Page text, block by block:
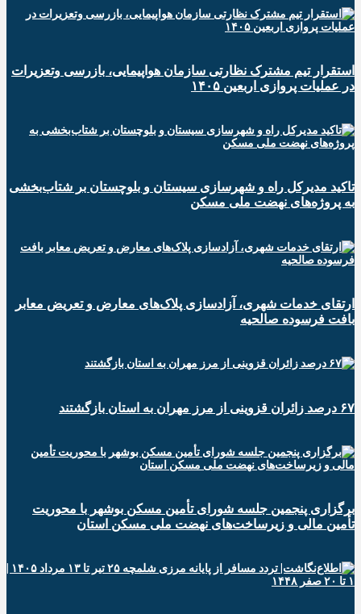
استقرار تیم مشترک نظارتی سازمان هواپیمایی، بازرسی وتعزیرات
در عملیات پروازی اربعین ۱۴۰۵
تاکید مدیرکل راه و شهرسازی سیستان و بلوچستان بر شتاب‌بخشی
به پروژه‌های نهضت ملی مسکن
ارتقای خدمات شهری، آزادسازی پلاک‌های معارض و تعریض معابر
بافت فرسوده صالحیه
۶۷ درصد زائران قزوینی از مرز مهران به استان بازگشتند
برگزاری پنجمین جلسه شورای تأمین مسکن بوشهر با محوریت
تأمین مالی و زیرساخت‌های نهضت ملی مسکن استان